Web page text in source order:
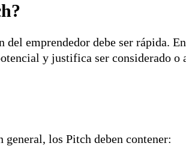
emprendedor debe ser rápida.
y justifica ser considerado o
los Pitch deben contener: